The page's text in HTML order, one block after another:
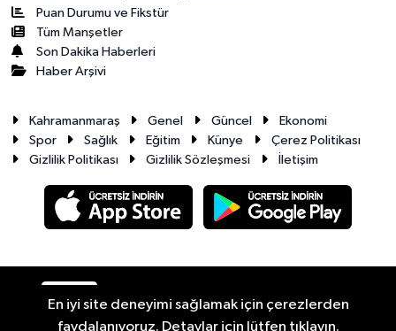
Puan Durumu ve Fikstür
Tüm Manşetler
Son Dakika Haberleri
Haber Arşivi
Kahramanmaraş Genel Güncel
Ekonomi
Spor
Sağlık Eğitim Künye
Çerez Politikası
Gizlilik Politikası
Gizlilik Sözleşmesi İletişim
En iyi site deneyimi sağlamak için çerezlerden
faydalanıyoruz. Detaylar için lütfen tıklayın.